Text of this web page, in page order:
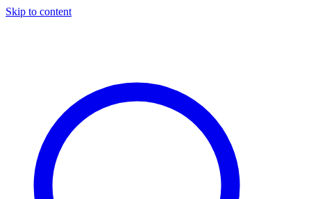
Skip to content